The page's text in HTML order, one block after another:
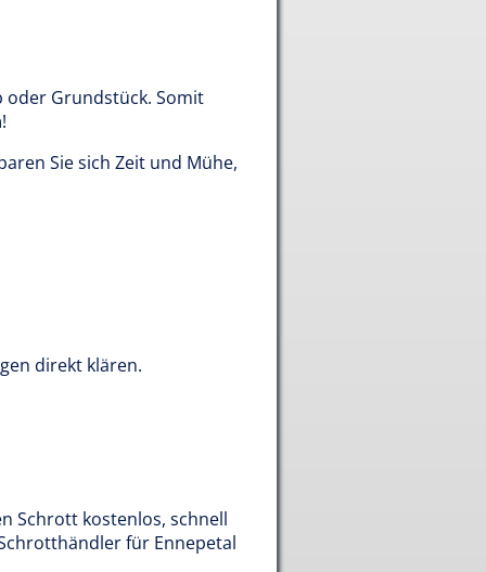
Grundstück. Somit
!
Sie sich Zeit und Mühe,
direkt klären.
Schrott kostenlos, schnell
für Ennepetal